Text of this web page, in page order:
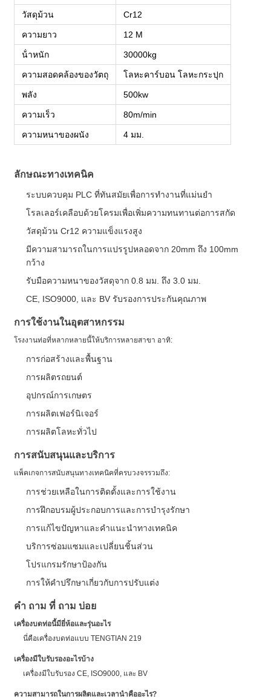
วัสดุม้วน Cr12
ความยาว 12 M
น้ําหนัก 30000kg
ความสอดคล้องของวัตถุ โลหะคาร์บอน โลหะกระปุก
พลัง 500kw
ความเร็ว 80m/min
ความหนาของผนัง 4 มม.
ลักษณะทางเทคนิค
ระบบควบคุม PLC ที่ทันสมัยเพื่อการทํางานที่แม่นยํา
โรลเลอร์เคลือบด้วยโครมเพื่อเพิ่มความทนทานต่อการสกัด
วัสดุม้วน Cr12 ความแข็งแรงสูง
มีความสามารถในการแปรรูปหลอดจาก 20mm ถึง 100mm
กว้าง
รับมือความหนาของวัสดุจาก 0.8 มม. ถึง 3.0 มม.
CE, ISO9000, และ BV รับรองการประกันคุณภาพ
การใช้งานในอุตสาหกรรม
โรงงานท่อที่หลากหลายนี้ให้บริการหลายสาขา อาทิ:
การก่อสร้างและพื้นฐาน
การผลิตรถยนต์
อุปกรณ์การเกษตร
การผลิตเฟอร์นิเจอร์
การผลิตโลหะทั่วไป
การสนับสนุนและบริการ
แพ็คเกจการสนับสนุนทางเทคนิคที่ครบวงจรรวมถึง:
การช่วยเหลือในการติดตั้งและการใช้งาน
การฝึกอบรมผู้ประกอบการและการบํารุงรักษา
การแก้ไขปัญหาและคําแนะนําทางเทคนิค
บริการซ่อมแซมและเปลี่ยนชิ้นส่วน
โปรแกรมรักษาป้องกัน
การให้คําปรึกษาเกี่ยวกับการปรับแต่ง
คํา ถาม ที่ ถาม บ่อย
เครื่องบดท่อนี้มียี่ห้อและรุ่นอะไร
นี่คือเครื่องบดท่อแบบ TENGTIAN 219
เครื่องมีใบรับรองอะไรบ้าง
เครื่องมีใบรับรอง CE, ISO9000, และ BV
ความสามารถในการผลิตและเวลานําคืออะไร?